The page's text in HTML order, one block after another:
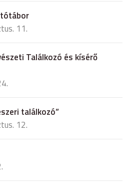
11.
Találkozó és kísérő
találkozó”
12.